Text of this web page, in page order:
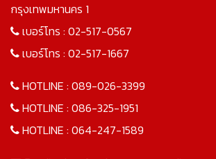
กรุงเทพมหานคร 1
เบอร์โทร : 02-517-0567
เบอร์โทร : 02-517-1667
HOTLINE : 089-026-3399
HOTLINE : 086-325-1951
HOTLINE : 064-247-1589